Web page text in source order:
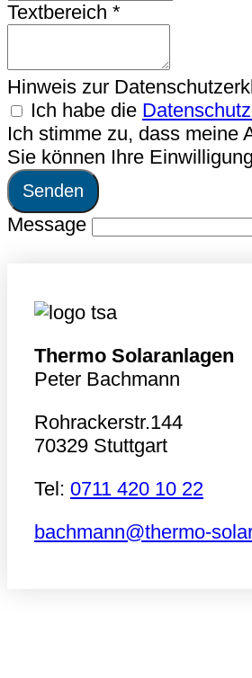
Textbereich *
Hinweis zur
Ich habe die
Ich stimme zu, dass meine
Sie können Ihre
Senden
Message
Thermo Solaranlagen
Peter Bachmann
Rohrackerstr.144
70329 Stuttgart
Tel: 0711 420 10 22
bachmann@thermo-